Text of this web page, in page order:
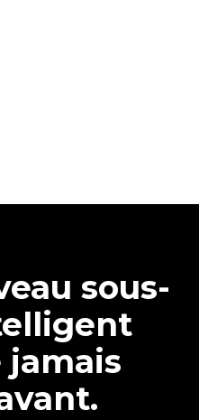
sous-
jamais